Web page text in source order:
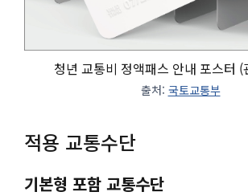
청년 교통비 정액패스 안내 포스터 (
출처: 국토교통부
적용 교통수단
기본형 포함 교통수단